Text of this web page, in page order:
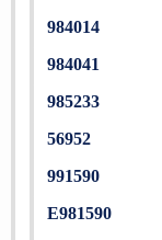
984014
984041
985233
56952
991590
E981590